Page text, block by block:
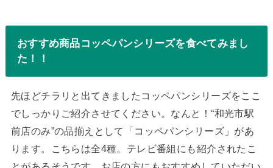
おすすめ商品コッペパンシリーズを食べてみまし
た！！
先ほどチラリと出てきましたコッペパンシリーズをここ
でしっかりご紹介させてください。なんと！“和光市駅
前店のみ”の品揃えとして「コッペパンシリーズ」があ
ります。こちらは全4種。テレビ番組にも紹介されたこ